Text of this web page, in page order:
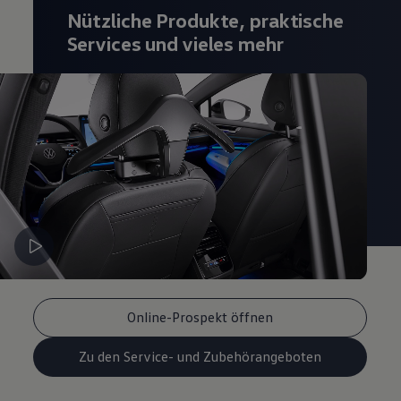
Magazin
Lifestyle
Transport
Elektromobilität
Volkswagen R
Pannen- und Unfallhilfe
Volkswagen Kundenbetreuung
Online-Prospekt öffnen
Zu den Service- und Zubehörangeboten
Nützliche Produkte, praktische
Services und vieles mehr